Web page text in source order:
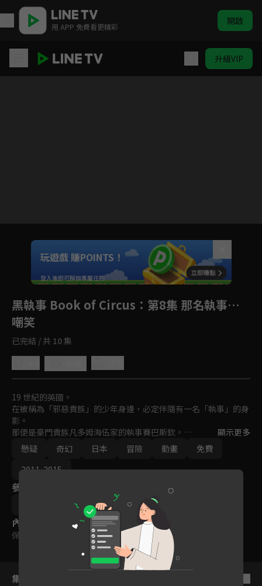
用 APP 免費看更精彩 開啟
升級VIP
Unmute
如有不便請見諒
玩遊戲 賺POINTS！
登入後即可解鎖專屬任務
黑執事 Book of Circus ：第8集 那名執事…
嘲笑
已完結 / 共 10 集
19 世紀的英國。
在被稱為「邪惡貴族」的少年身邊，必定伴隨有一名「執事」的身
影。
那便是豪門貴族凡多姆海伍家的執事賽巴斯欽。
無論是知識、教養、品味、廚藝、武術，他都樣樣精通。
即使服侍著13歲的任性主人謝爾，
因為他只是一名執事罷了。
顯示更多
懸疑
奇幻 日本 冒險 動畫
免費
2011-2015
參與演員
內容標籤
保護級
集數列表